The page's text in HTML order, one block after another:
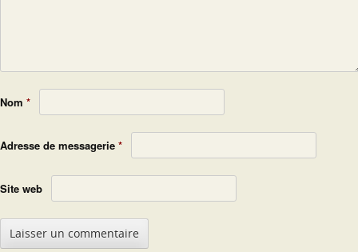
Nom *
Adresse de messagerie *
Site web